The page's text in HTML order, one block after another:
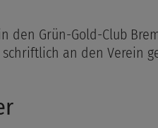
den Grün-Gold-Club
an den Verein